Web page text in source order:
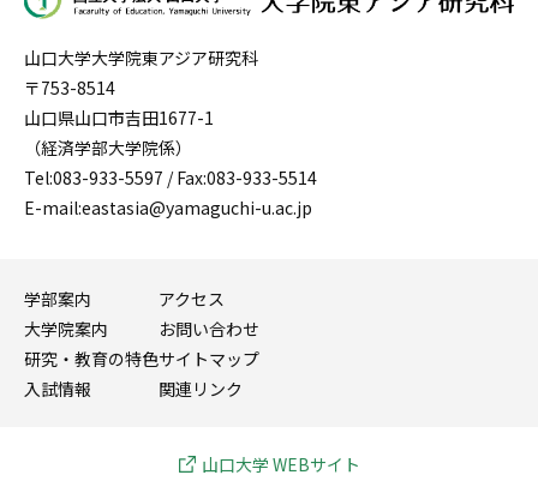
山口大学大学院東アジア研究科
〒753-8514
山口県山口市吉田1677-1
（経済学部大学院係）
Tel:083-933-5597 / Fax:083-933-5514
E-mail:eastasia@yamaguchi-u.ac.jp
学部案内
大学院案内
研究・教育の特色
入試情報
アクセス
お問い合わせ
サイトマップ
関連リンク
山口大学 WEBサイト